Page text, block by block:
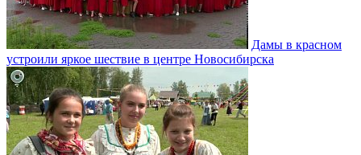
Дамы в красном
устроили яркое шествие в центре Новосибирска